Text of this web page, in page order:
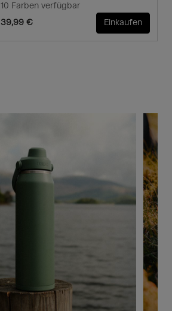
10 Farben verfügbar
39,99 €
Einkaufen